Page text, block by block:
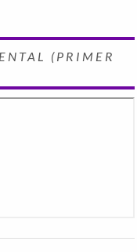
(PRIMER